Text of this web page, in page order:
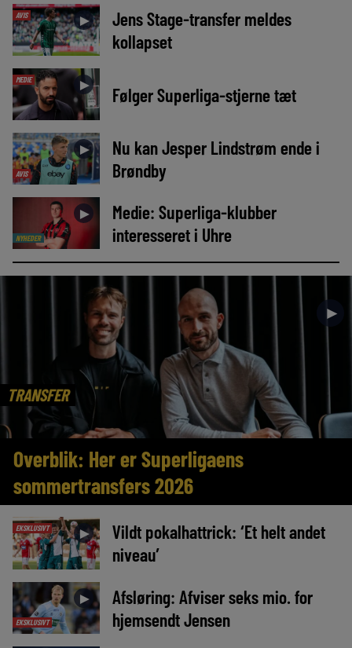
AVIS ►
Jens Stage-transfer meldes
kollapset
MEDIE ► Følger Superliga-stjerne tæt
AVIS
►
Nu kan Jesper Lindstrøm ende i
Brøndby
NYHEDER
►
Medie: Superliga-klubber
interesseret i Uhre
TRANSFER
►
Overblik: Her er Superligaens
sommertransfers 2026
EKSKLUSIVT ►
Vildt pokalhattrick: ‘Et helt andet
niveau’
EKSKLUSIVT
►
Afsløring: Afviser seks mio. for
hjemsendt Jensen